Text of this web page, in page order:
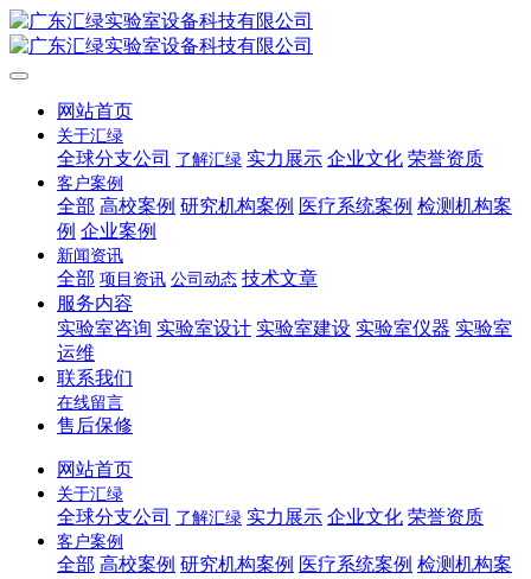
网站首页
关于汇绿
全球分支公司 了解汇绿 实力展示 企业文化 荣誉资质
客户案例
全部 高校案例 研究机构案例 医疗系统案例 检测机构案
例 企业案例
新闻资讯
全部 项目资讯 公司动态 技术文章
服务内容
实验室咨询 实验室设计 实验室建设 实验室仪器 实验室
运维
联系我们
在线留言
售后保修
网站首页
关于汇绿
全球分支公司 了解汇绿 实力展示 企业文化 荣誉资质
客户案例
全部 高校案例 研究机构案例 医疗系统案例 检测机构案